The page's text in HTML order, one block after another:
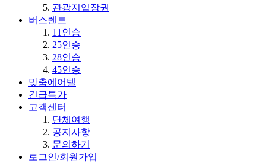
관광지입장권
버스렌트
11인승
25인승
28인승
45인승
맞춤에어텔
긴급특가
고객센터
단체여행
공지사항
문의하기
로그인/회원가입